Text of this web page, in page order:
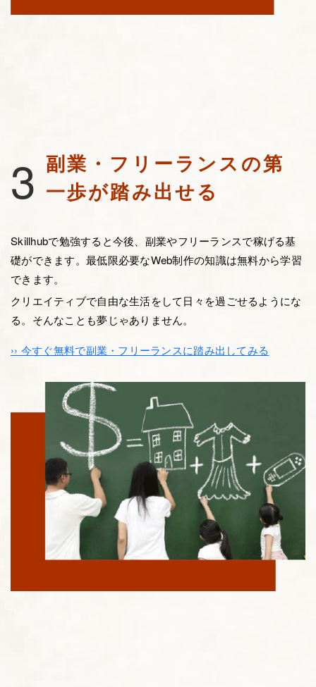
3 副業・フリーランスの第
一歩が踏み出せる
Skillhubで勉強すると今後、副業やフリーランスで稼げる基
礎ができます。最低限必要なWeb制作の知識は無料から学習
できます。
クリエイティブで自由な生活をして日々を過ごせるようにな
る。そんなことも夢じゃありません。
›› 今すぐ無料で副業・フリーランスに踏み出してみる